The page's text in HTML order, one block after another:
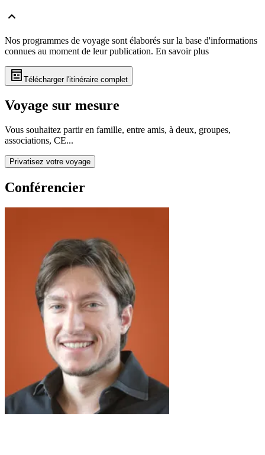
Nos programmes de voyage sont élaborés sur la base d'informations
connues au moment de leur publication. En savoir plus
Télécharger l'itinéraire complet
Voyage sur mesure
Vous souhaitez partir en famille, entre amis, à deux, groupes,
associations, CE...
Privatisez votre voyage
Conférencier